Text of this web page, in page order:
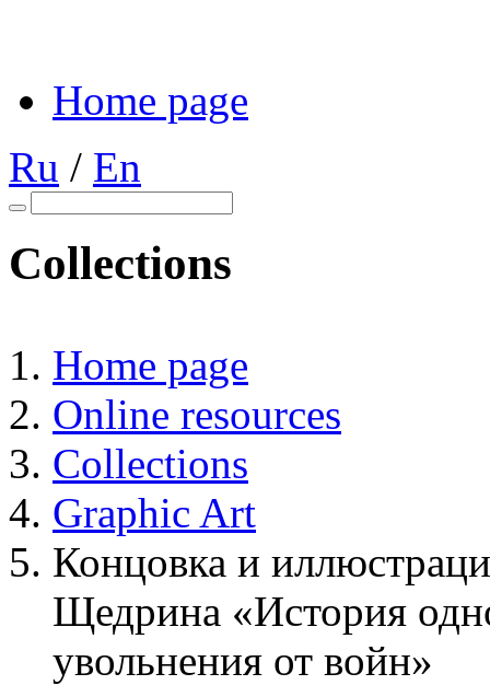
Home page
Ru / En
Collections
Home page
Online resources
Collections
Graphic Art
Концовка и
Щедрина «История
увольнения от войн»